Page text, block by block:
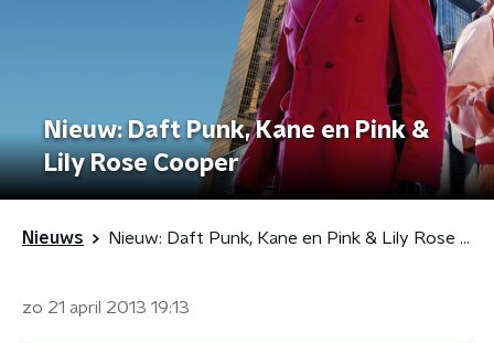
Nieuw: Daft Punk, Kane en Pink &
Lily Rose Cooper
Nieuws Nieuw: Daft Punk, Kane en Pink & Lily Rose Cooper
zo 21 april 2013 19:13